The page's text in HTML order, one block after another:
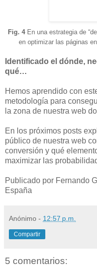
Fig. 4En una estrategia de
en optimizar las páginas
Identificado el dónde,
qué…
Hemos aprendido con
metodología para
la zona de nuestra web
En los próximos posts
público de nuestra web
conversión y qué
maximizar las
Publicado por Fernando
España
Anónimo - 12:57 p.m.
Compartir
5 comentarios: